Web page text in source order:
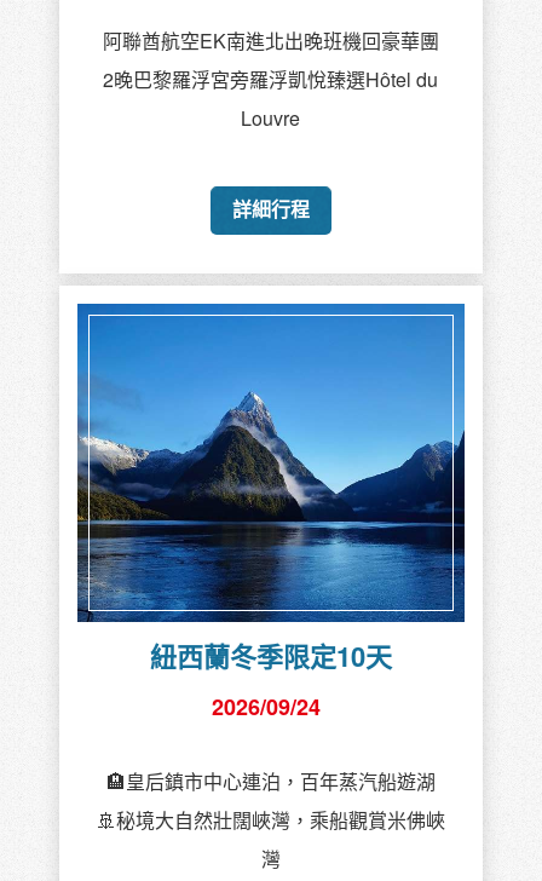
阿聯酋航空EK南進北出晚班機回豪華團
2晚巴黎羅浮宮旁羅浮凱悅臻選Hôtel du
Louvre
詳細行程
紐西蘭冬季限定10天
2026/09/24
🏨皇后鎮市中心連泊，百年蒸汽船遊湖
🚢秘境大自然壯闊峽灣，乘船觀賞米佛峽
灣